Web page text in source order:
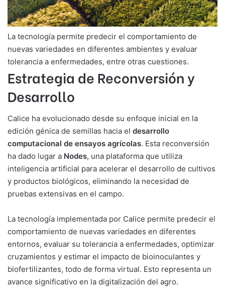
La tecnología permite predecir el comportamiento de
nuevas variedades en diferentes ambientes y evaluar
tolerancia a enfermedades, entre otras cuestiones.
Estrategia de Reconversión y
Desarrollo
Calice ha evolucionado desde su enfoque inicial en la
edición génica de semillas hacia el desarrollo
computacional de ensayos agrícolas. Esta reconversión
ha dado lugar a Nodes, una plataforma que utiliza
inteligencia artificial para acelerar el desarrollo de cultivos
y productos biológicos, eliminando la necesidad de
pruebas extensivas en el campo.
La tecnología implementada por Calice permite predecir el
comportamiento de nuevas variedades en diferentes
entornos, evaluar su tolerancia a enfermedades, optimizar
cruzamientos y estimar el impacto de bioinoculantes y
biofertilizantes, todo de forma virtual. Esto representa un
avance significativo en la digitalización del agro.